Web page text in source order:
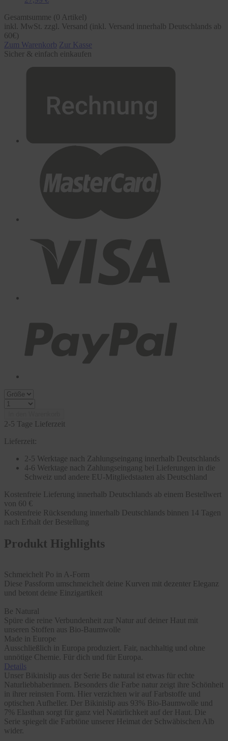
Gesamtsumme (0 Artikel)
inkl. MwSt. zzgl. Versand (inkl. Versand innerhalb Deutschlands ab
60€)
Zum Warenkorb Zur Kasse
Sicher & einfach einkaufen
2-5 Tage Lieferzeit
Lieferzeit:
2-5 Werktage nach Zahlungseingang innerhalb Deutschlands
4-6 Werktage nach Zahlungseingang bei Lieferungen in die
Schweiz und andere EU-Mitgliedstaaten als Deutschland
Kostenfreie Lieferung innerhalb Deutschlands ab einem Bestellwert
von 60 €
Kostenfreie Rücksendung innerhalb Deutschlands binnen 14 Tagen
nach Erhalt der Bestellung
Produkt Highlights
Schmeichelt Po in A-Form
Diese Passform umschmeichelt deine Kurven mit dezenter Eleganz
und betont deine Einzigartikeit
Be Natural
Spüre die reine Verbundenheit zur Natur auf deiner Haut mit
unseren Stoffen aus Bio-Baumwolle
Made in Europe
Ausschließlich in Europa produziert. Fair, nachhaltig und ohne
unnötige Chemie. Für dich und für Europa.
Details
Unser Bikinislip aus der Serie Be natural ist etwas für echte
Naturliebhaberinnen. Besonders die Farbe natur zeigt ihre Schönheit
in ihrer reinsten Form. Hier verzichten wir auf Farbstoffe und
optischen Aufheller. Der Bikinislip aus 93% Bio-Baumwolle und
7% Elasthan sorgt für ganz viel Natürlichkeit auf der Haut. Die
Serie spiegelt die Farbtöne unserer Heimat der Schwäbischen Alb
wider.